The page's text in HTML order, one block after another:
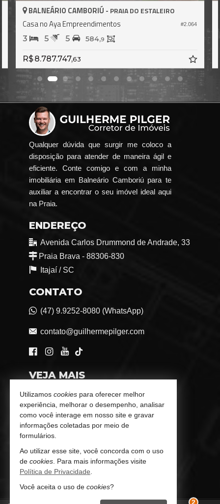
#2.064
ESTALEIRO BALNEÁRIO CAMBORIÚ -PRAIA DO
Casa no Aya Empreendimentos
4 5
Qualquer dúvida que surgir me coloco a
disposição para atender de maneira ágil e
eficiente. Conte comigo e com a minha
imobiliária em Balneário Camboriú para te
auxiliar a encontrar o seu imóvel ideal aqui
na Praia.
ENDEREÇO
Avenida Carlos Drummond de Andrade, 33
Praia Brava - 88306-830
Itajaí / SC
CONTATO
(47) 9.9252-8080 (WhatsApp)
contato@guilhermepilger.com
VEJA MAIS
Consultoria Imobiliária Personalizada
trabalhe conosco
Indicadores Financeiros
Imóveis Favoritos
Mapa de Imóveis
Utilizamos cookies para oferecer melhor
experiência, melhorar o desempenho, analisar
como você interage em nosso site e gravar
informações coletadas por meio de
formulários.
Ao utilizar esse site, você concorda com o uso
de cookies . Para mais informações visite
Política de Privacidade
Você aceita o uso de cookies?